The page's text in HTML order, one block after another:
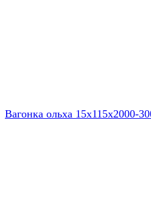
Вагонка ольха 15х115х2000-